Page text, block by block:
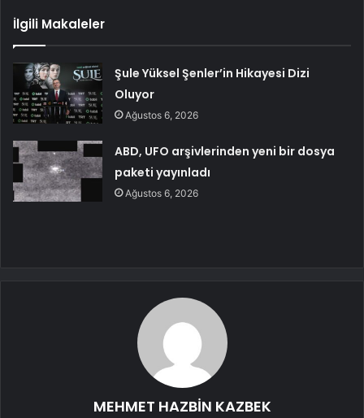
İlgili Makaleler
Şule Yüksel Şenler’in Hikayesi Dizi
Oluyor
Ağustos 6, 2026
ABD, UFO arşivlerinden yeni bir dosya
paketi yayınladı
Ağustos 6, 2026
MEHMET HAZBİN KAZBEK